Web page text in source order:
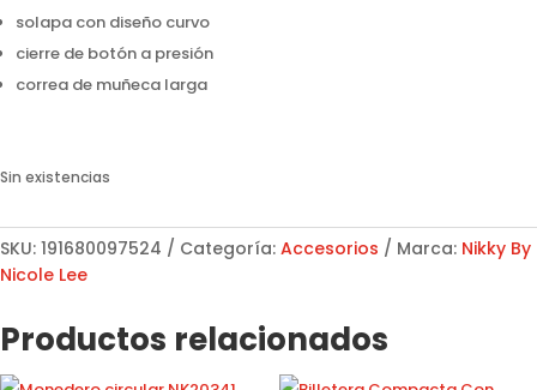
solapa con diseño curvo
cierre de botón a presión
correa de muñeca larga
Sin existencias
SKU: 191680097524 Categoría: Accesorios Marca: Nikky By
Nicole Lee
Productos relacionados